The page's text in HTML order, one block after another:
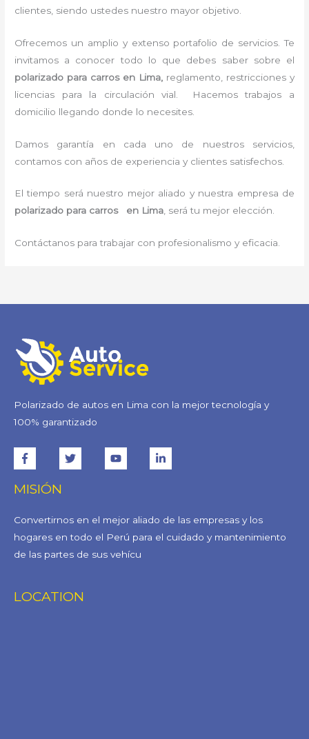
clientes, siendo ustedes nuestro mayor objetivo.
Ofrecemos un amplio y extenso portafolio de servicios. Te
invitamos a conocer todo lo que debes saber sobre el
polarizado para carros en Lima, reglamento, restricciones y
licencias para la circulación vial. Hacemos trabajos a
domicilio llegando donde lo necesites.
Damos garantía en cada uno de nuestros servicios,
contamos con años de experiencia y clientes satisfechos.
El tiempo será nuestro mejor aliado y nuestra empresa de
polarizado para carros en Lima, será tu mejor elección.
Contáctanos para trabajar con profesionalismo y eficacia.
Polarizado de autos en Lima con la mejor tecnología y
100% garantizado
MISIÓN
Convertirnos en el mejor aliado de las empresas y los
hogares en todo el Perú para el cuidado y mantenimiento
de las partes de sus vehícu
LOCATION